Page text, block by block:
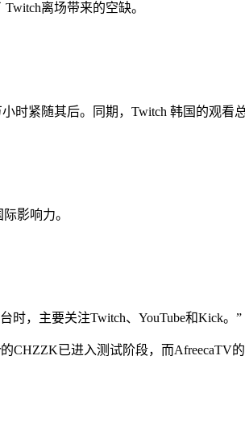
离场带来的空缺。
时紧随其后。同期，Twitch 韩国的观看
影响力。
时，主要关注Twitch、YouTube和Kick。”
CHZZK已进入测试阶段，而AfreecaTV